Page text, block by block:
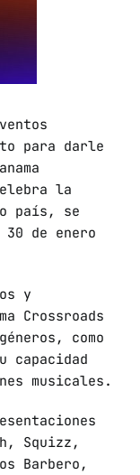
para darle
la
país, se
de enero
y
Crossroads
como
capacidad
musicales.
Squizz,
Barbero,